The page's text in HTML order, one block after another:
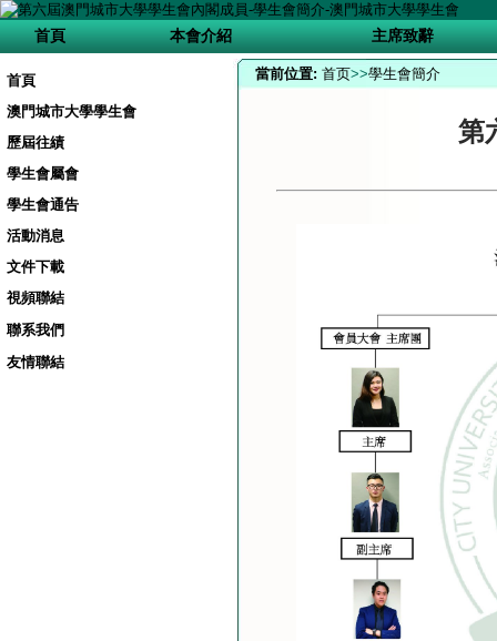
首頁 本會介紹 主席致辭
首頁
澳門城市大學學生會
歷屆往績
學生會屬會
學生會通告
活動消息
文件下載
視頻聯結
聯系我們
友情聯結
當前位置: 首页>>學生會簡介
第